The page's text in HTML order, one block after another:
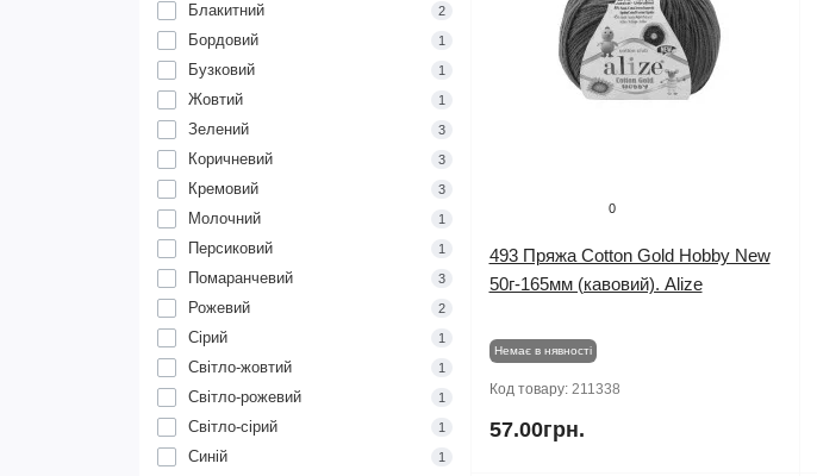
Блакитний 2
Бордовий 1
Бузковий 1
Жовтий 1
Зелений 3
Коричневий 3
Кремовий 3
Молочний 1
Персиковий 1
Помаранчевий 3
Рожевий 2
Сірий 1
Світло-жовтий 1
Світло-рожевий 1
Світло-сірий 1
Синій 1
0
493 Пряжа Cotton Gold Hobby New
50г-165мм (кавовий). Alize
Немає в нявності
Код товару: 211338
57.00грн.